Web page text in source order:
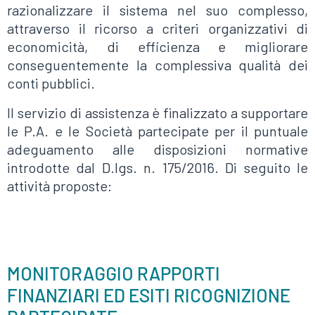
razionalizzare il sistema nel suo complesso,
attraverso il ricorso a criteri organizzativi di
economicità, di efficienza e migliorare
conseguentemente la complessiva qualità dei
conti pubblici.
Il servizio di assistenza è finalizzato a supportare
le P.A. e le Società partecipate per il puntuale
adeguamento alle disposizioni normative
introdotte dal D.lgs. n. 175/2016. Di seguito le
attività proposte:
MONITORAGGIO RAPPORTI
FINANZIARI ED ESITI RICOGNIZIONE